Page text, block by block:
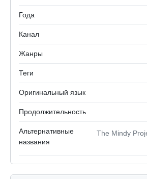
Года
Канал
Жанры
Теги
Оригинальный язык
Продолжительность
Альтернативные
названия
The Mindy